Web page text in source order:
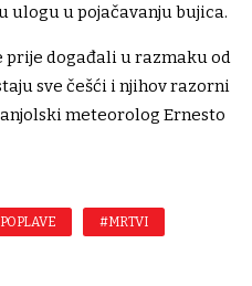
ulogu u pojačavanju bujica.
prije događali u razmaku od
sve češći i njihov razorni
meteorolog Ernesto
#MRTVI